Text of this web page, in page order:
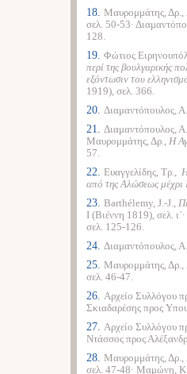
18. Μαυρομμάτης, Δρ.,
σελ. 50-53·
128.
19. Φώτιος
περί της βουλγαρικής
εξόντωσιν του
1919), σελ. 366.
20. Διαμαντόπουλος,
21. Διαμαντόπουλος,
Μαυρομμάτης, Δρ., Η
57.
22. Ευαγγελίδης, Τρ.,
από της Αλώσεως μέχρι
23. Barthélemy, J.-J.,
Ι (Βιέννη 1819), σελ.
σελ. 125-126.
24. Διαμαντόπουλος,
25. Μαυρομμάτης, Δρ.,
σελ. 46-47.
26. Αρχείο Συλλόγου
Σκιαδαρέσης προς
27. Αρχείο Συλλόγου
Ντάσσος προς
28. Μαυρομμάτης, Δρ.,
σελ. 47-48· Μαμώνη,